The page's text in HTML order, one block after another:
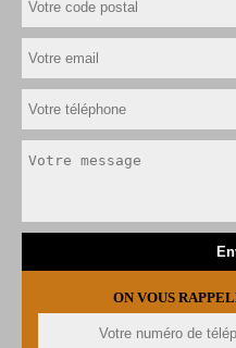
ON VOUS